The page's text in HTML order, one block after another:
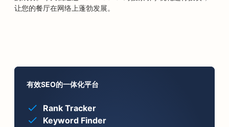
让您的餐厅在网络上蓬勃发展。
有效SEO的一体化平台
Rank Tracker
Keyword Finder